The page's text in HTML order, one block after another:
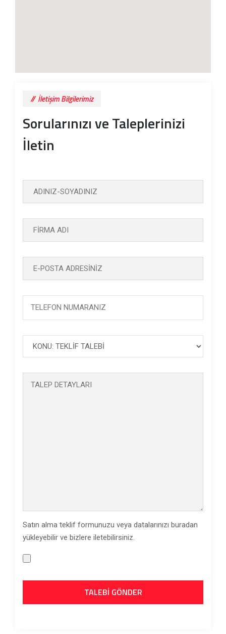
İletişim Bilgilerimiz
Sorularınızı ve Taleplerinizi
İletin
Satın alma teklif formunuzu veya datalarınızı buradan
yükleyebilir ve bizlere iletebilirsiniz.